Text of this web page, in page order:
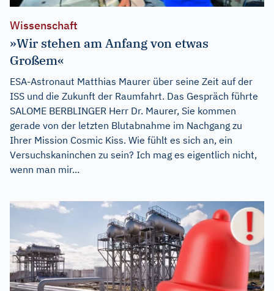
Wissenschaft
»Wir stehen am Anfang von etwas
Großem«
ESA-Astronaut Matthias Maurer über seine Zeit auf der
ISS und die Zukunft der Raumfahrt. Das Gespräch führte
SALOME BERBLINGER Herr Dr. Maurer, Sie kommen
gerade von der letzten Blutabnahme im Nachgang zu
Ihrer Mission Cosmic Kiss. Wie fühlt es sich an, ein
Versuchskaninchen zu sein? Ich mag es eigentlich nicht,
wenn man mir...